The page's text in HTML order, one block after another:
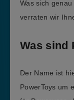
Was sich
verraten wir
Was sind
Der Name ist
PowerToys um